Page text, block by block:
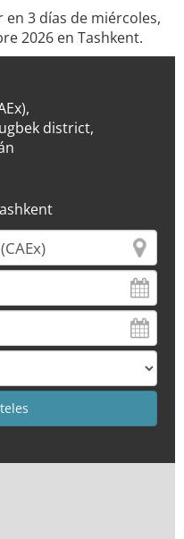
3 días de miércoles,
2026 en Tashkent.
district,